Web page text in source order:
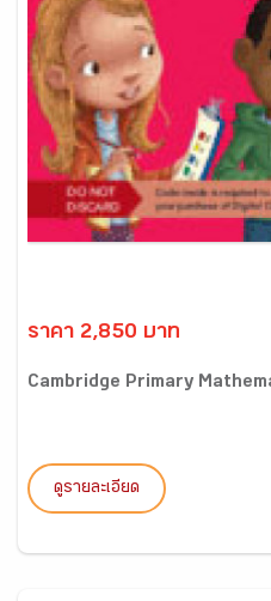
ราคา 2,850 บาท
Cambridge Primary
ดูรายละเอียด